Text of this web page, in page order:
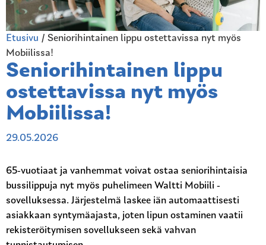
Etusivu / Seniorihintainen lippu ostettavissa nyt myös
Mobiilissa!
Seniorihintainen lippu
ostettavissa nyt myös
Mobiilissa!
29.05.2026
65-vuotiaat ja vanhemmat voivat ostaa seniorihintaisia
bussilippuja nyt myös puhelimeen Waltti Mobiili -
sovelluksessa. Järjestelmä laskee iän automaattisesti
asiakkaan syntymäajasta, joten lipun ostaminen vaatii
rekisteröitymisen sovellukseen sekä vahvan